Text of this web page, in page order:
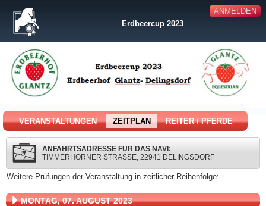
ANMELDEN
Erdbeercup 2023
VERANSTALTUNGEN ZEITPLAN REITER / PFERDE
ANFAHRTSADRESSE FÜR DAS NAVI:
TIMMERHORNER STRASSE, 22941 DELINGSDORF
Weitere Prüfungen der Veranstaltung in zeitlicher Reihenfolge:
MONTAG, 07. AUGUST 2023